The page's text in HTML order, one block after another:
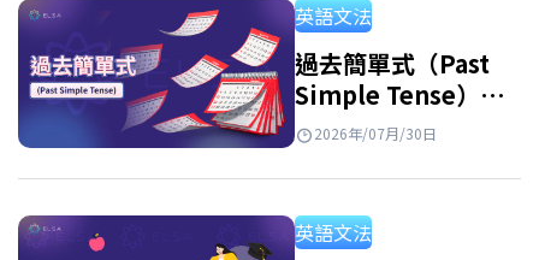
英語文法
過去簡單式（Past
Simple Tense）：
句型公式、用法與附
2026年/07月/30日
英語文法